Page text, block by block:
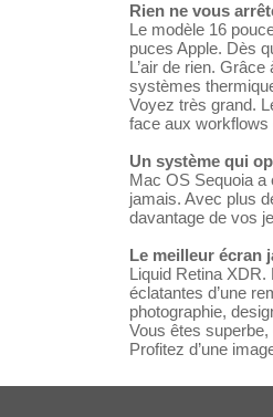
Rien ne vous
Le modèle 16
puces Apple. Dès
L’air de rien.
systèmes
Voyez très grand.
face aux workflows
Un système qui
Mac OS Sequoia a
jamais. Avec plus
davantage de vos
Le meilleur écran
Liquid Retina XDR.
éclatantes d’une
photographie,
Vous êtes superbe,
Profitez d’une